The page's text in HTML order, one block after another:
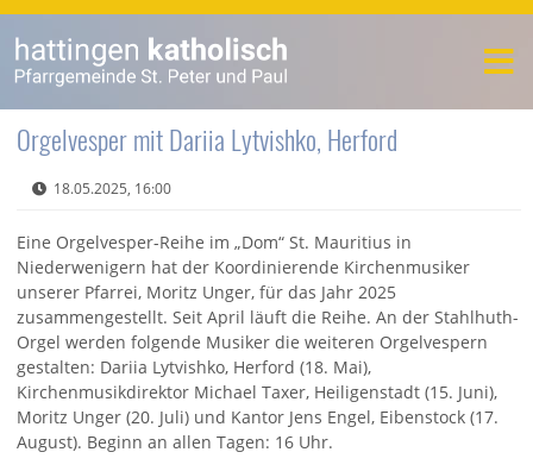
Orgelvesper mit Dariia Lytvishko, Herford
18.05.2025, 16:00
Eine Orgelvesper-Reihe im „Dom“ St. Mauritius in
Niederwenigern hat der Koordinierende Kirchenmusiker
unserer Pfarrei, Moritz Unger, für das Jahr 2025
zusammengestellt. Seit April läuft die Reihe. An der Stahlhuth-
Orgel werden folgende Musiker die weiteren Orgelvespern
gestalten: Dariia Lytvishko, Herford (18. Mai),
Kirchenmusikdirektor Michael Taxer, Heiligenstadt (15. Juni),
Moritz Unger (20. Juli) und Kantor Jens Engel, Eibenstock (17.
August). Beginn an allen Tagen: 16 Uhr.